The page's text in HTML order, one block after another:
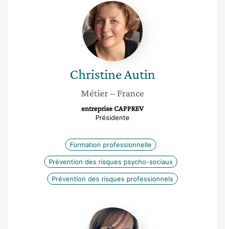
Christine
Autin
ChristineAutin
Métier– France
entreprise CAPPREV
Présidente
Formation professionnelle
Prévention des risques psycho-sociaux
Prévention des risques professionnels
Mérïem
Durand